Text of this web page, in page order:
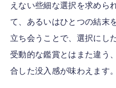
えない些細な選択を求めら
て、あるいはひとつの結末
立ち会うことで、選択にし
受動的な鑑賞とはまた違う
合した没入感が味わえます。